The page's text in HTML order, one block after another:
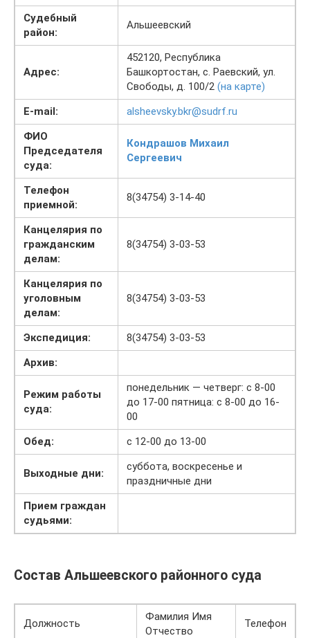
Судебный
район:
Альшеевский
Адрес:
452120, Республика
Башкортостан, с. Раевский, ул.
Свободы, д. 100/2 (на карте)
E-mail:
alsheevsky.bkr@sudrf.ru
ФИО
Председателя
суда:
Кондрашов Михаил
Сергеевич
Телефон
приемной:
8(34754) 3-14-40
Канцелярия по
гражданским
делам:
8(34754) 3-03-53
Канцелярия по
уголовным
делам:
8(34754) 3-03-53
Экспедиция:
8(34754) 3-03-53
Архив:
Режим работы
суда:
понедельник — четверг: с 8-00
до 17-00 пятница: с 8-00 до 16-
00
Обед:
с 12-00 до 13-00
Выходные дни:
суббота, воскресенье и
праздничные дни
Прием граждан
судьями:
Состав Альшеевского районного суда
Должность
Фамилия Имя
Отчество
Телефон